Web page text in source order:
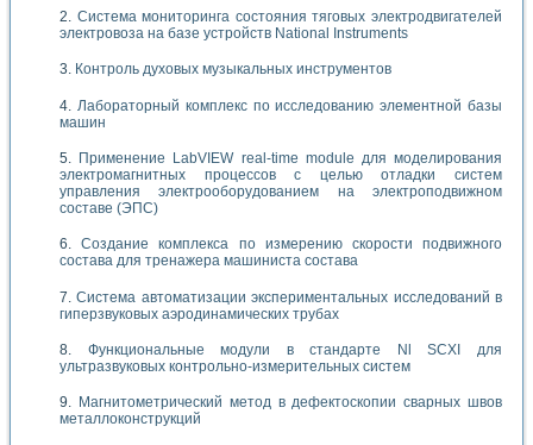
Система мониторинга состояния тяговых электродвигателей
электровоза на базе устройств National Instruments
Контроль духовых музыкальных инструментов
Лабораторный комплекс по исследованию элементной базы
машин
Применение LabVIEW real-time module для моделирования
электромагнитных процессов с целью отладки систем
управления электрооборудованием на электроподвижном
составе (ЭПС)
Создание комплекса по измерению скорости подвижного
состава для тренажера машиниста состава
Система автоматизации экспериментальных исследований в
гиперзвуковых аэродинамических трубах
Функциональные модули в стандарте Nl SCXI для
ультразвуковых контрольно-измерительных систем
Магнитометрический метод в дефектоскопии сварных швов
металлоконструкций